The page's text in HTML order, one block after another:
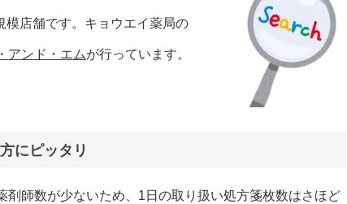
店舗です。キョウエイ薬局の
アンド・エムが行っています。
にピッタリ
剤師数が少ないため、1日の取り扱い処方箋枚数はさほど